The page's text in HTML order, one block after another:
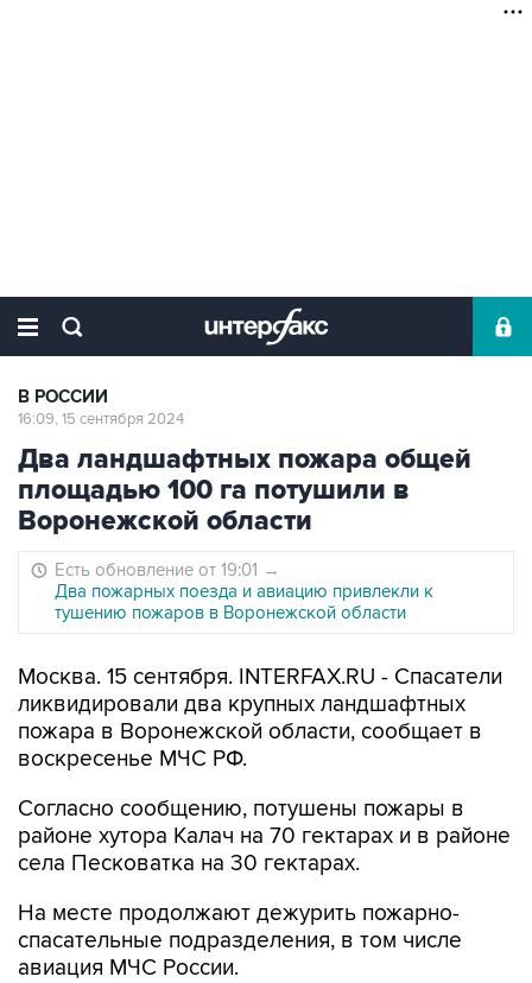
В РОССИИ
16:09, 15 сентября 2024
Два ландшафтных пожара общей
площадью 100 га потушили в
Воронежской области
Есть обновление от 19:01 →
Два пожарных поезда и авиацию привлекли к
тушению пожаров в Воронежской области
Москва. 15 сентября. INTERFAX.RU - Спасатели
ликвидировали два крупных ландшафтных
пожара в Воронежской области, сообщает в
воскресенье МЧС РФ.
Согласно сообщению, потушены пожары в
районе хутора Калач на 70 гектарах и в районе
села Песковатка на 30 гектарах.
На месте продолжают дежурить пожарно-
спасательные подразделения, в том числе
авиация МЧС России.